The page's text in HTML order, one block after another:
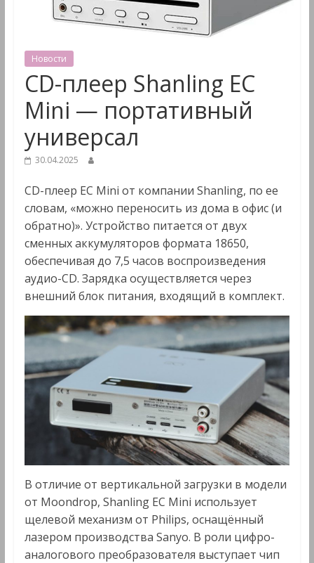
Мультимедиа
Новости
CD-плеер Shanling EC
Mini — портативный
универсал
30.04.2025
CD-плеер EC Mini от компании Shanling, по ее
словам, «можно переносить из дома в офис (и
обратно)». Устройство питается от двух
сменных аккумуляторов формата 18650,
обеспечивая до 7,5 часов воспроизведения
аудио-CD. Зарядка осуществляется через
внешний блок питания, входящий в комплект.
В отличие от вертикальной загрузки в модели
от Moondrop, Shanling EC Mini использует
щелевой механизм от Philips, оснащённый
лазером производства Sanyo. В роли цифро-
аналогового преобразователя выступает чип